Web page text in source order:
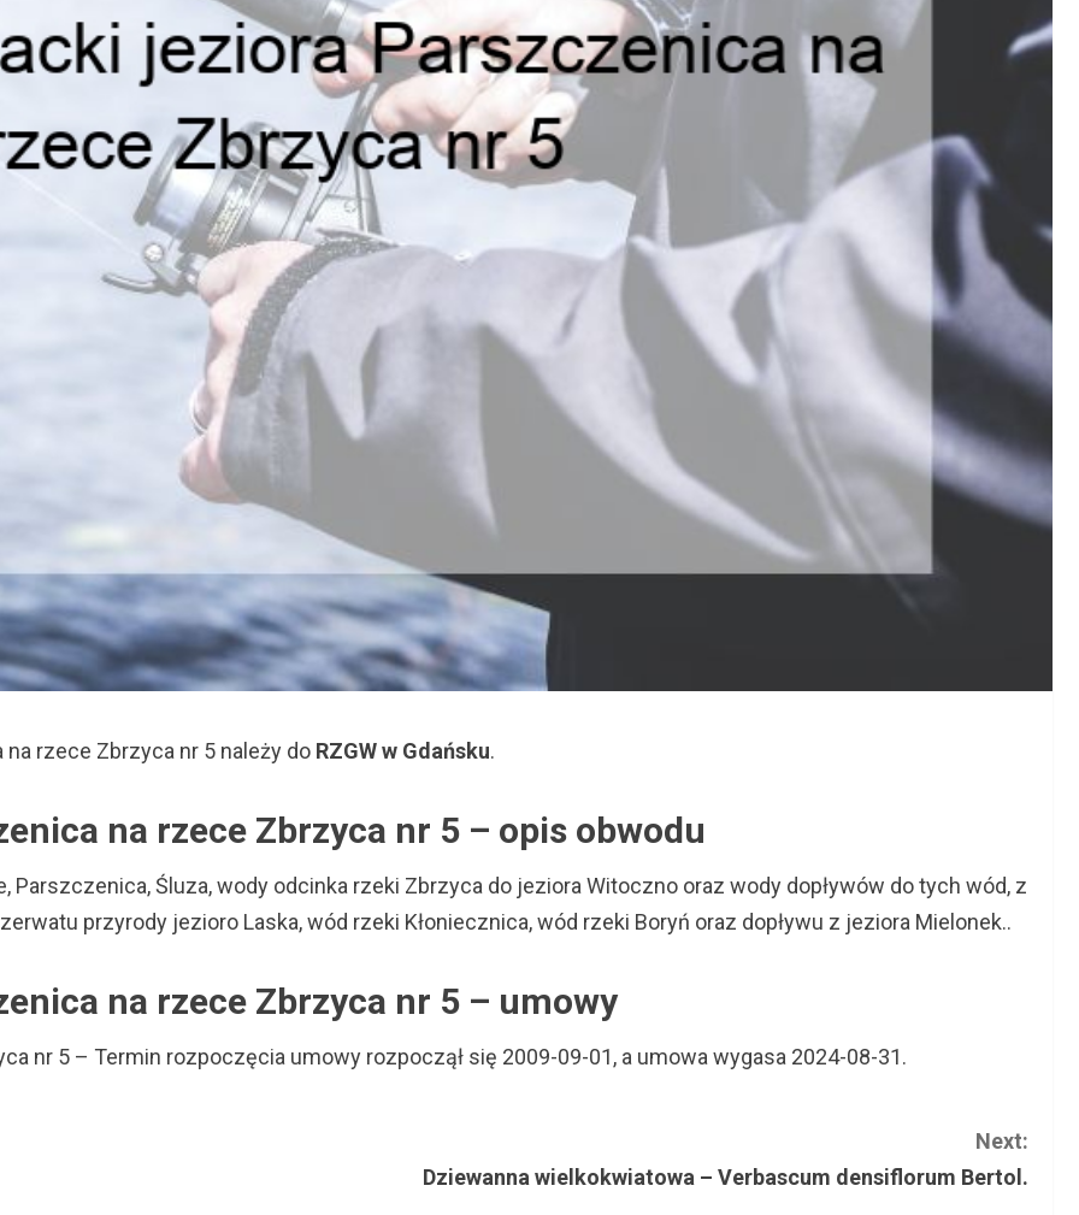
rzece Zbrzyca nr 5 należy do RZGW w Gdańsku.
na rzece Zbrzyca nr 5 – opis obwodu
Parszczenica, Śluza, wody odcinka rzeki Zbrzyca do jeziora Witoczno oraz wody dopływów do tych wód, z
przyrody jezioro Laska, wód rzeki Kłoniecznica, wód rzeki Boryń oraz dopływu z jeziora Mielonek..
na rzece Zbrzyca nr 5 – umowy
nr 5 – Termin rozpoczęcia umowy rozpoczął się 2009-09-01, a umowa wygasa 2024-08-31.
Next:
Dziewanna wielkokwiatowa – Verbascum densiflorum Bertol.